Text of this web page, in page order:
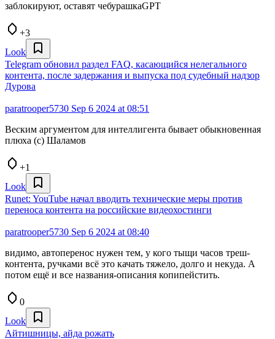
заблокируют, оставят чебурашкаGPT
+3
Look
Telegram обновил раздел FAQ, касающийся нелегального
контента, после задержания и выпуска под судебный надзор
Дурова
paratrooper5730 Sep 6 2024 at 08:51
Веским аргументом для интеллигента бывает обыкновенная
плюха (с) Шаламов
+1
Look
Runet: YouTube начал вводить технические меры против
переноса контента на российские видеохостинги
paratrooper5730 Sep 6 2024 at 08:40
видимо, автоперенос нужен тем, у кого тыщи часов треш-
контента, ручками всё это качать тяжело, долго и некуда. А
потом ещё и все названия-описания копипейстить.
0
Look
Айтишницы, айда рожать